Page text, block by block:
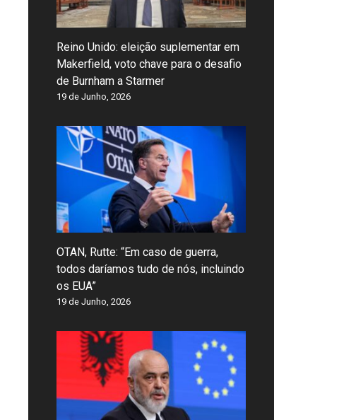
Reino Unido: eleição suplementar em
Makerfield, voto chave para o desafio
de Burnham a Starmer
19 de Junho, 2026
OTAN, Rutte: “Em caso de guerra,
todos daríamos tudo de nós, incluindo
os EUA”
19 de Junho, 2026